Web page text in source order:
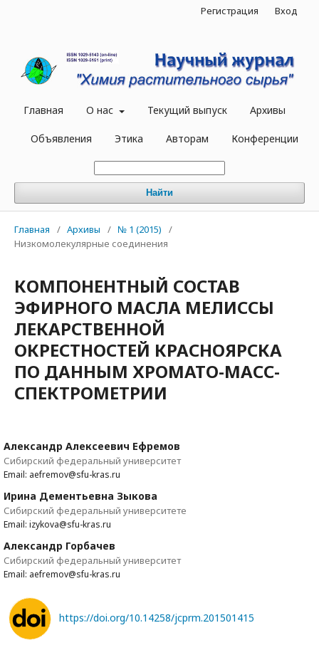
Главная О нас Текущий выпуск Архивы
Объявления Этика Авторам Конференции
Найти
Регистрация Вход
Главная / Архивы / № 1 (2015)
/
Низкомолекулярные соединения
КОМПОНЕНТНЫЙ СОСТАВ
ЭФИРНОГО МАСЛА МЕЛИССЫ
ЛЕКАРСТВЕННОЙ
ОКРЕСТНОСТЕЙ КРАСНОЯРСКА
ПО ДАННЫМ ХРОМАТО-МАСС-
СПЕКТРОМЕТРИИ
Александр Алексеевич Ефремов
Сибирский федеральный университет
Email: aefremov@sfu-kras.ru
Ирина Дементьевна Зыкова
Сибирский федеральный университете
Email: izykova@sfu-kras.ru
Александр Горбачев
Сибирский федеральный университет
Email: aefremov@sfu-kras.ru
https://doi.org/10.14258/jcprm.201501415